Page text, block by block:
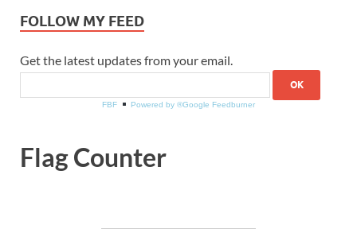
FOLLOW MY FEED
Get the latest updates from your email.
FBF Powered by ®Google Feedburner
Flag Counter